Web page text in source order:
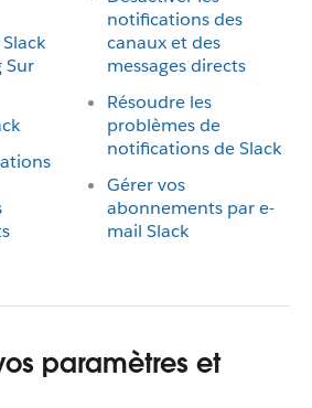
Sur
notifications des
canaux et des
messages directs
Résoudre les
problèmes de
notifications de Slack
Gérer vos
abonnements par e-
mail Slack
paramètres et